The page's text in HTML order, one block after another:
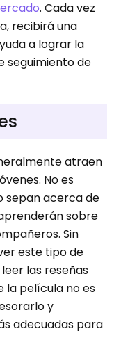
. Cada vez
recibirá una
a lograr la
seguimiento de
atraen
No es
sepan acerca de
sobre
Sin
este tipo de
las reseñas
la película no es
y
adecuadas para